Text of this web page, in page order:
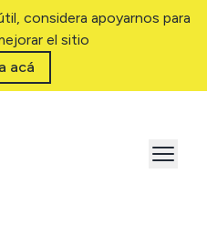
considera apoyarnos para
el sitio
acá